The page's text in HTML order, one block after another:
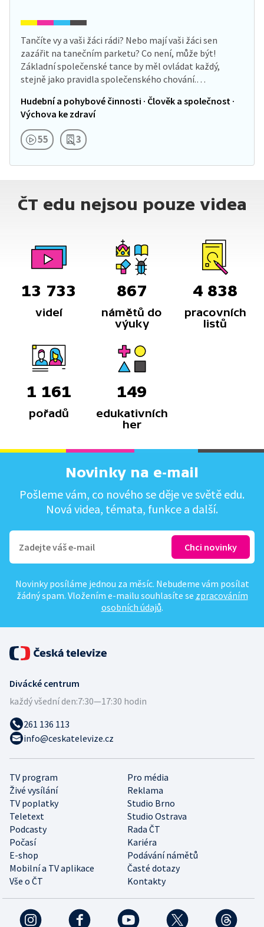
Tančíte vy a vaši žáci rádi? Nebo mají vaši žáci sen
zazářit na tanečním parketu? Co není, může být!
Základní společenské tance by měl ovládat každý,
stejně jako pravidla společenského chování.…
Hudební a pohybové činnosti · Člověk a společnost ·
Výchova ke zdraví
55 3
ČT edu nejsou pouze videa
13 733
videí
867
námětů do
výuky
4 838
pracovních
listů
1 161
pořadů
149
edukativních
her
Novinky na e-mail
Pošleme vám, co nového se děje ve světě edu.
Nová videa, témata, funkce a další.
Novinky posíláme jednou za měsíc. Nebudeme vám posílat
žádný spam. Vložením e-mailu souhlasíte se zpracováním
osobních údajů.